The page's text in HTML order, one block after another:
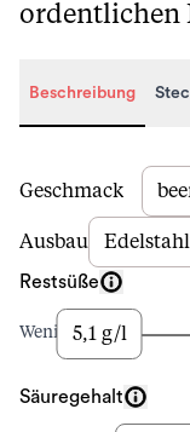
ordentlichen
Beschreibung
Beschreibung
Geschmack
Ausbau
Restsüße
Wenig 5,1 g/l
Säuregehalt